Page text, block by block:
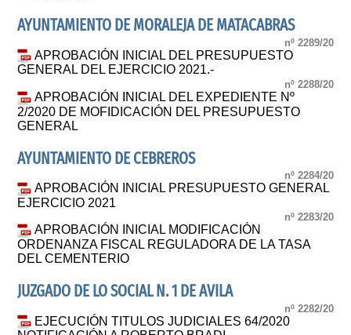
AYUNTAMIENTO DE MORALEJA DE MATACABRAS
nº 2289/20
APROBACIÓN INICIAL DEL PRESUPUESTO
GENERAL DEL EJERCICIO 2021.-
nº 2288/20
APROBACIÓN INICIAL DEL EXPEDIENTE Nº
2/2020 DE MOFIDICACIÓN DEL PRESUPUESTO
GENERAL
AYUNTAMIENTO DE CEBREROS
nº 2284/20
APROBACIÓN INICIAL PRESUPUESTO GENERAL
EJERCICIO 2021
nº 2283/20
APROBACIÓN INICIAL MODIFICACIÓN
ORDENANZA FISCAL REGULADORA DE LA TASA
DEL CEMENTERIO
JUZGADO DE LO SOCIAL N. 1 DE AVILA
nº 2282/20
EJECUCIÓN TITULOS JUDICIALES 64/2020